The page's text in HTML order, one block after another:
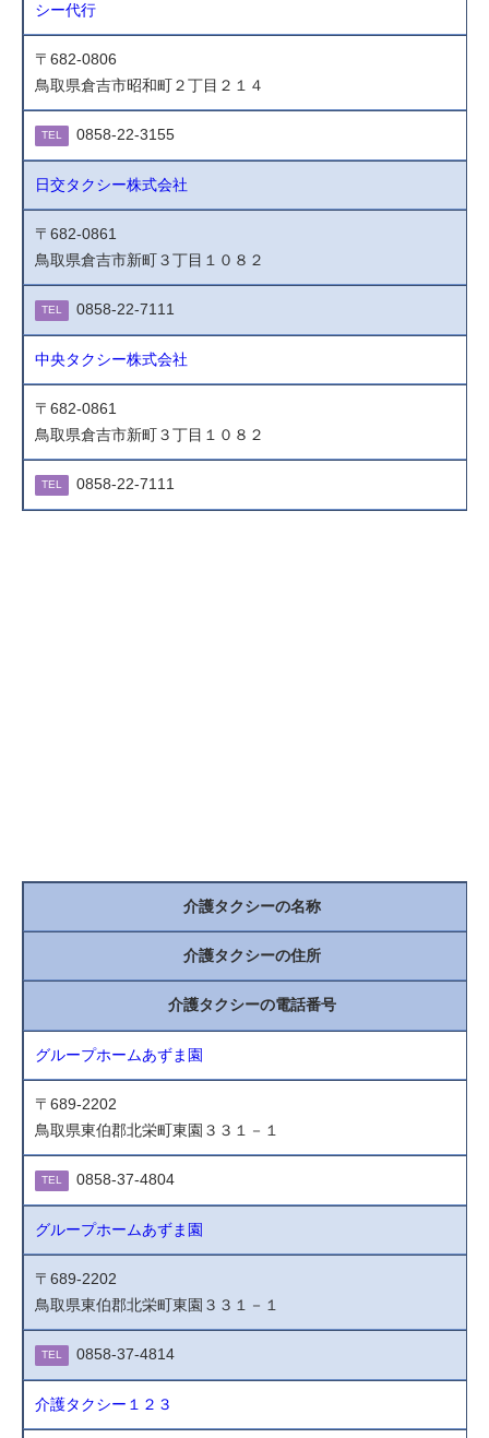
シー代行
〒682-0806
鳥取県倉吉市昭和町２丁目２１４
TEL 0858-22-3155
日交タクシー株式会社
〒682-0861
鳥取県倉吉市新町３丁目１０８２
TEL 0858-22-7111
中央タクシー株式会社
〒682-0861
鳥取県倉吉市新町３丁目１０８２
TEL 0858-22-7111
介護タクシーの名称
介護タクシーの住所
介護タクシーの電話番号
グループホームあずま園
〒689-2202
鳥取県東伯郡北栄町東園３３１－１
TEL 0858-37-4804
グループホームあずま園
〒689-2202
鳥取県東伯郡北栄町東園３３１－１
TEL 0858-37-4814
介護タクシー１２３